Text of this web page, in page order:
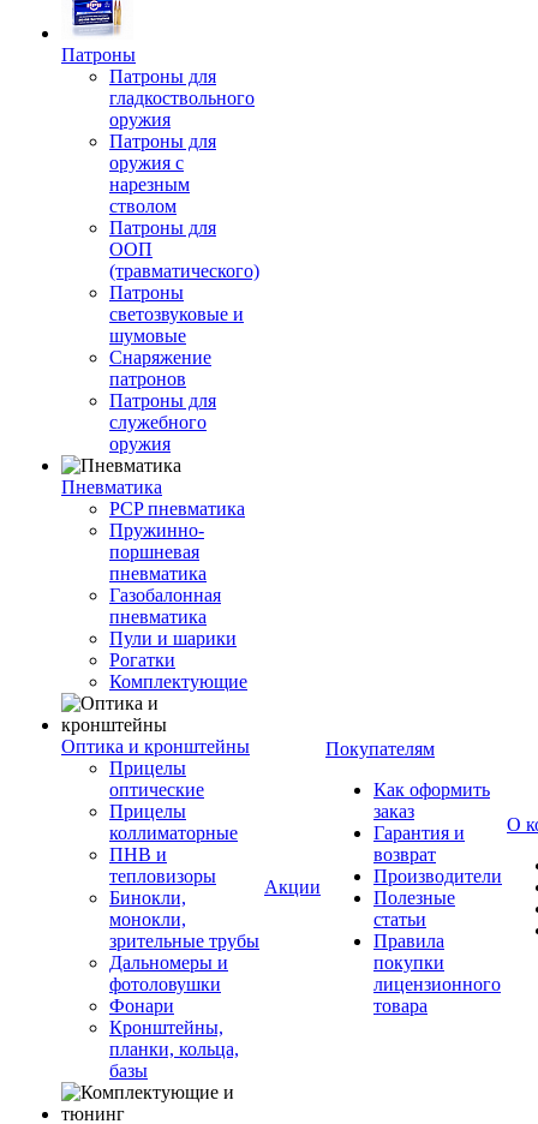
Патроны
Патроны для
гладкоствольного
оружия
Патроны для
оружия с
нарезным
стволом
Патроны для
ООП
(травматического)
Патроны
светозвуковые и
шумовые
Снаряжение
патронов
Патроны для
служебного
оружия
Пневматика
PCP пневматика
Пружинно-
поршневая
пневматика
Газобалонная
пневматика
Пули и шарики
Рогатки
Комплектующие
Оптика и кронштейны
Прицелы
оптические
Прицелы
коллиматорные
ПНВ и
тепловизоры
Бинокли,
монокли,
зрительные трубы
Дальномеры и
фотоловушки
Фонари
Кронштейны,
планки, кольца,
базы
Акции
Покупателям
Как оформить
заказ
Гарантия и
возврат
Производители
Полезные
статьи
Правила
покупки
лицензионного
товара
О